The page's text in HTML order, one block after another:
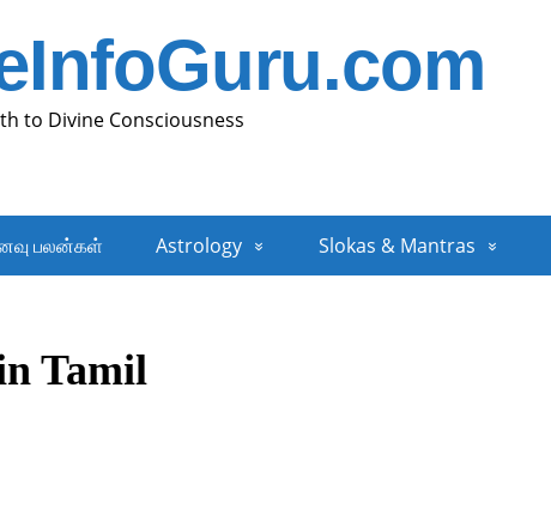
to Divine Consciousness
பலன்கள் Astrology Slokas & Mantras
Tamil